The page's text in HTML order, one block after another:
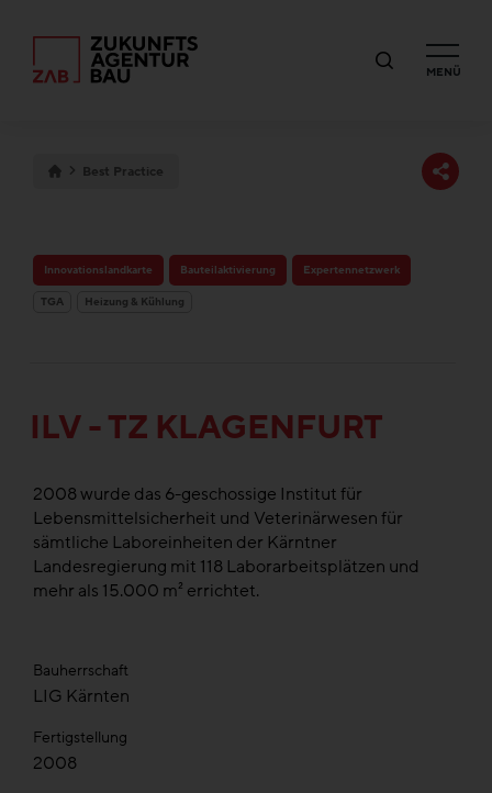
MENÜ
Best Practice
Innovationslandkarte Bauteilaktivierung Expertennetzwerk
TGA Heizung & Kühlung
ILV - TZ KLAGENFURT
2008 wurde das 6-geschossige Institut für
Lebensmittelsicherheit und Veterinärwesen für
sämtliche Laboreinheiten der Kärntner
Landesregierung mit 118 Laborarbeitsplätzen und
mehr als 15.000 m² errichtet.
Bauherrschaft
LIG Kärnten
Fertigstellung
2008